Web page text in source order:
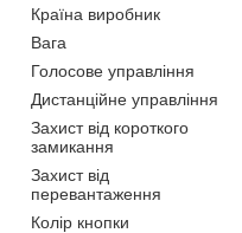
Країна виробник
Вага
Голосове управління
Дистанційне управління
Захист від короткого
замикання
Захист від
перевантаження
Колір кнопки